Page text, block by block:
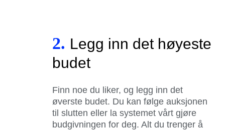
2. Legg inn det høyeste
budet
Finn noe du liker, og legg inn det
øverste budet. Du kan følge auksjonen
til slutten eller la systemet vårt gjøre
budgivningen for deg. Alt du trenger å